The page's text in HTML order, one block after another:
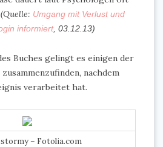
(Quelle: Umgang mit Verlust und
informiert, 03.12.13)
Buches gelingt es einigen der
nachdem
verarbeitet hat.
– Fotolia.com